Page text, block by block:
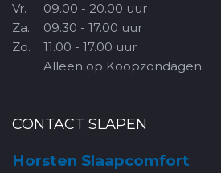
Vr.
Za.
Zo.
09.00 - 20.00 uur
09.30 - 17.00 uur
11.00 - 17.00 uur
Alleen op Koopzondagen
CONTACT SLAPEN
Horsten Slaapcomfort